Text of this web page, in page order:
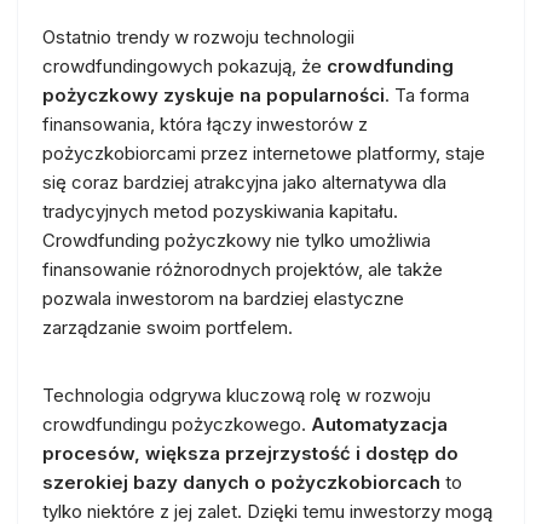
Ostatnio trendy w rozwoju technologii
crowdfundingowych pokazują, że crowdfunding
pożyczkowy zyskuje na popularności. Ta forma
finansowania, która łączy inwestorów z
pożyczkobiorcami przez internetowe platformy, staje
się coraz bardziej atrakcyjna jako alternatywa dla
tradycyjnych metod pozyskiwania kapitału.
Crowdfunding pożyczkowy nie tylko umożliwia
finansowanie różnorodnych projektów, ale także
pozwala inwestorom na bardziej elastyczne
zarządzanie swoim portfelem.
Technologia odgrywa kluczową rolę w rozwoju
crowdfundingu pożyczkowego. Automatyzacja
procesów, większa przejrzystość i dostęp do
szerokiej bazy danych o pożyczkobiorcach to
tylko niektóre z jej zalet. Dzięki temu inwestorzy mogą